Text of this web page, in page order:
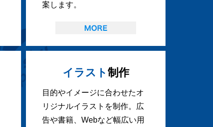
案します。
イラスト 制作
目的やイメージに合わせたオ
リジナルイラストを制作。広
告や書籍、Webなど幅広い用